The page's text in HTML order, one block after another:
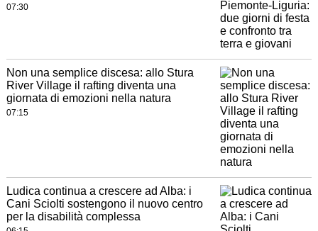
07:30
Non una semplice discesa: allo Stura
River Village il rafting diventa una
giornata di emozioni nella natura
07:15
Ludica continua a crescere ad Alba: i
Cani Sciolti sostengono il nuovo centro
per la disabilità complessa